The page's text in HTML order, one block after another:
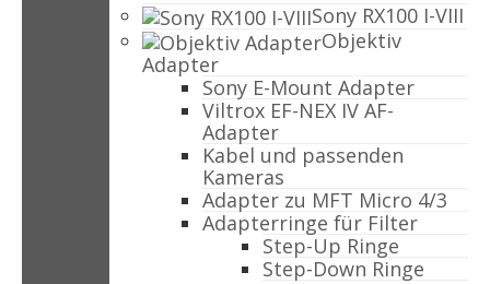
Sony RX100 I-VIII
Objektiv
Adapter
Sony E-Mount Adapter
Viltrox EF-NEX IV AF-
Adapter
Kabel und passenden
Kameras
Adapter zu MFT Micro 4/3
Adapterringe für Filter
Step-Up Ringe
Step-Down Ringe